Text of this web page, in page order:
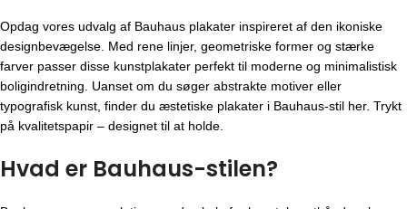
Opdag vores udvalg af Bauhaus plakater inspireret af den ikoniske
designbevægelse. Med rene linjer, geometriske former og stærke
farver passer disse kunstplakater perfekt til moderne og minimalistisk
boligindretning. Uanset om du søger abstrakte motiver eller
typografisk kunst, finder du æstetiske plakater i Bauhaus-stil her. Trykt
på kvalitetspapir – designet til at holde.
Hvad er Bauhaus-stilen?